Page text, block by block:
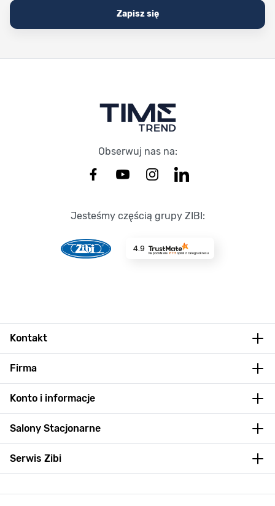
Zapisz się
Obserwuj nas na:
Jesteśmy częścią grupy ZIBI:
4.9
Na podstawie 8715opinii z całego okresu
Kontakt
Firma
Konto i informacje
Salony Stacjonarne
Serwis Zibi